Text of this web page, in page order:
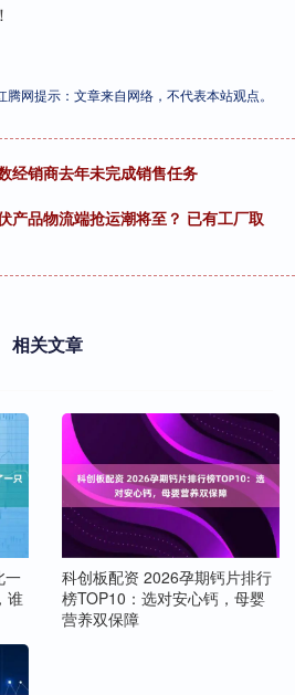
腾网提示：文章来自网络，不代表本站观点。
经销商去年未完成销售任务
产品物流端抢运潮将至？ 已有工厂取
相关文章
一
谁
科创板配资 2026孕期钙片排行
榜TOP10：选对安心钙，母婴
营养双保障